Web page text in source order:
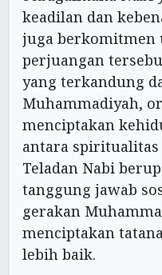
keadilan dan
juga berkomitmen
perjuangan
yang terkandung
Muhammadiyah,
menciptakan
antara spiritualitas
Teladan Nabi
tanggung jawab
gerakan
menciptakan
lebih baik.